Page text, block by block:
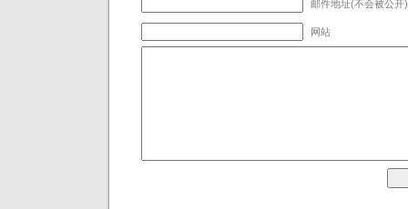
邮件地址(不会被公开
网站